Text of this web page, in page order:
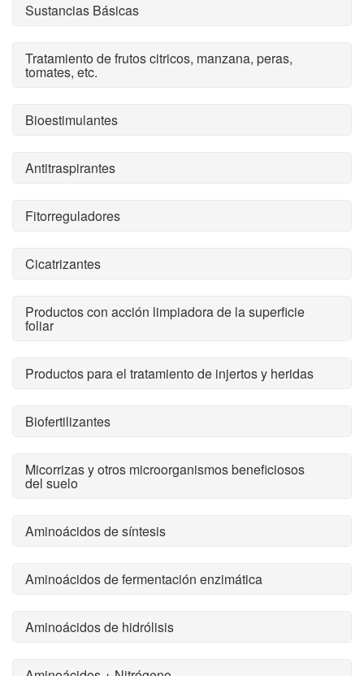
Sustancias Básicas
Tratamiento de frutos citricos, manzana, peras,
tomates, etc.
Bioestimulantes
Antitraspirantes
Fitorreguladores
Cicatrizantes
Productos con acción limpiadora de la superficie
foliar
Productos para el tratamiento de injertos y heridas
Biofertilizantes
Micorrizas y otros microorganismos beneficiosos
del suelo
Aminoácidos de síntesis
Aminoácidos de fermentación enzimática
Aminoácidos de hidrólisis